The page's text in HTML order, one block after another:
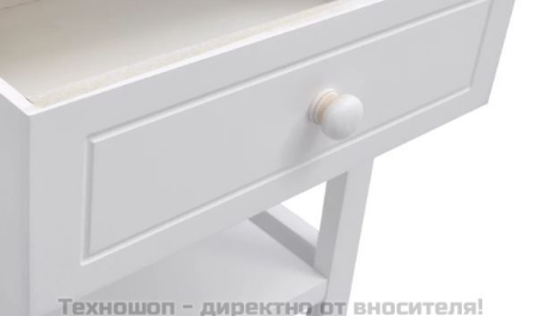
Предоставената таблица е с информационна цел.
Добавете продукта в количката си с бутона "Добави в
количката" и при поръчка ще можете да изберете броя
вноски на кредита.
Когато плащате с NewPay, всъщност NewPay плаща
поръчката Ви вместо Вас. Вие я получавате и
разполагате с три начина да я платите към тях:
Отложено до 30 дни от момента на изпращане на
поръчката без оскъпяване. За покупки на стойност до
400 лв. / €204,52
Плащане на 4 вноски. Заплащате 20% от стойността на
поръчката си на момента с карта. Останалата сума се
разделя на 3 равни месечни вноски без оскъпяване. За